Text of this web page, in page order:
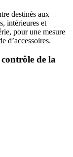
destinés aux
intérieures et
pour une mesure
d’accessoires.
de la